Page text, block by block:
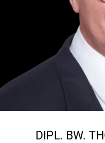
DIPL. BW.